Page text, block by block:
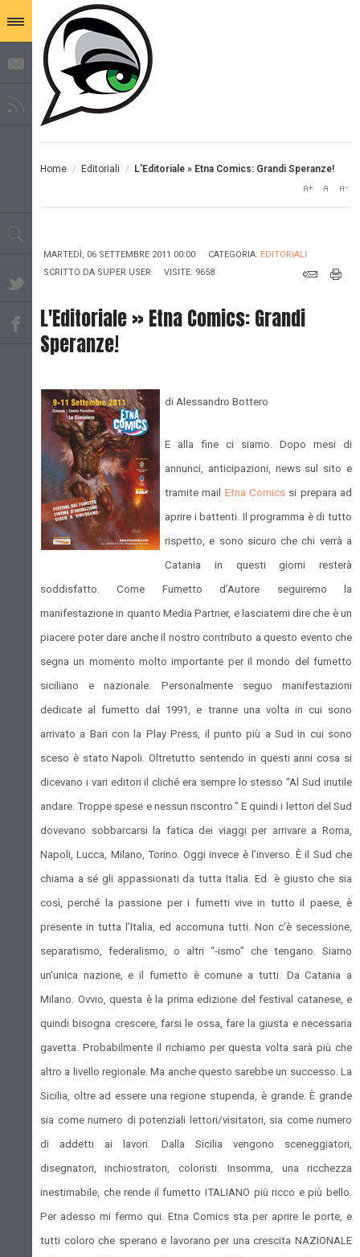
Home / Editoriali / L'Editoriale » Etna Comics: Grandi Speranze!
MARTEDÌ, 06 SETTEMBRE 2011 00:00 CATEGORIA: EDITORIALI
SCRITTO DA SUPER USER VISITE: 9658
L'Editoriale » Etna Comics: Grandi
Speranze!
di Alessandro Bottero
E alla fine ci siamo. Dopo mesi di
annunci, anticipazioni, news sul sito e
tramite mail Etna Comics si prepara ad
aprire i battenti. Il programma è di tutto
rispetto, e sono sicuro che chi verrà a
Catania in questi giorni resterà
soddisfatto. Come Fumetto d’Autore seguiremo la
manifestazione in quanto Media Partner, e lasciatemi dire che è un
piacere poter dare anche il nostro contributo a questo evento che
segna un momento molto importante per il mondo del fumetto
siciliano e nazionale. Personalmente seguo manifestazioni
dedicate al fumetto dal 1991, e tranne una volta in cui sono
arrivato a Bari con la Play Press, il punto più a Sud in cui sono
sceso è stato Napoli. Oltretutto sentendo in questi anni cosa si
dicevano i vari editori il cliché era sempre lo stesso “Al Sud inutile
andare. Troppe spese e nessun riscontro.” E quindi i lettori del Sud
dovevano sobbarcarsi la fatica dei viaggi per arrivare a Roma,
Napoli, Lucca, Milano, Torino. Oggi invece è l’inverso. È il Sud che
chiama a sé gli appassionati da tutta Italia. Ed è giusto che sia
così, perché la passione per i fumetti vive in tutto il paese, è
presente in tutta l’Italia, ed accomuna tutti. Non c’è secessione,
separatismo, federalismo, o altri “-ismo” che tengano. Siamo
un’unica nazione, e il fumetto è comune a tutti. Da Catania a
Milano. Ovvio, questa è la prima edizione del festival catanese, e
quindi bisogna crescere, farsi le ossa, fare la giusta e necessaria
gavetta. Probabilmente il richiamo per questa volta sarà più che
altro a livello regionale. Ma anche questo sarebbe un successo. La
Sicilia, oltre ad essere una regione stupenda, è grande. È grande
sia come numero di potenziali lettori/visitatori, sia come numero
di addetti ai lavori. Dalla Sicilia vengono sceneggiatori,
disegnatori, inchiostratori, coloristi. Insomma, una ricchezza
inestimabile, che rende il fumetto ITALIANO più ricco e più bello.
Per adesso mi fermo qui. Etna Comics sta per aprire le porte, e
tutti coloro che sperano e lavorano per una crescita NAZIONALE